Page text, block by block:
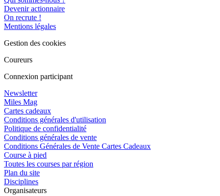
Devenir actionnaire
On recrute !
Mentions légales
Gestion des cookies
Coureurs
Connexion participant
Newsletter
Miles Mag
Cartes cadeaux
Conditions générales d'utilisation
Politique de confidentialité
Conditions générales de vente
Conditions Générales de Vente Cartes Cadeaux
Course à pied
Toutes les courses par région
Plan du site
Disciplines
Organisateurs